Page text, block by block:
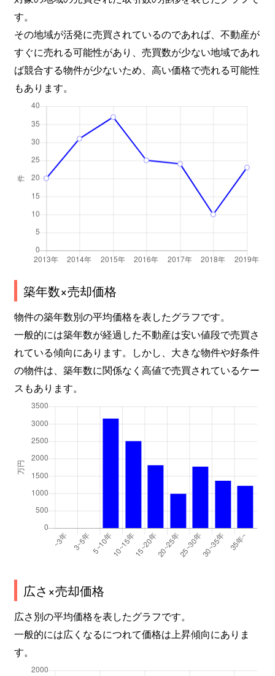
す。
その地域が活発に売買されているのであれば、不動産が
すぐに売れる可能性があり、売買数が少ない地域であれ
ば競合する物件が少ないため、高い価格で売れる可能性
もあります。
築年数×売却価格
物件の築年数別の平均価格を表したグラフです。
一般的には築年数が経過した不動産は安い値段で売買さ
れている傾向にあります。しかし、大きな物件や好条件
の物件は、築年数に関係なく高値で売買されているケー
スもあります。
広さ×売却価格
広さ別の平均価格を表したグラフです。
一般的には広くなるにつれて価格は上昇傾向にありま
す。